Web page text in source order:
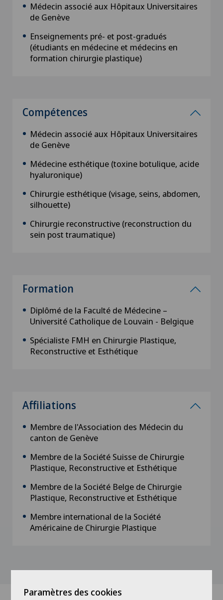
Médecin associé aux Hôpitaux Universitaires
de Genève
Enseignements pré- et post-gradués
(étudiants en médecine et médecins en
formation chirurgie plastique)
Compétences
Médecin associé aux Hôpitaux Universitaires
de Genève
Médecine esthétique (toxine botulique, acide
hyaluronique)
Chirurgie esthétique (visage, seins, abdomen,
silhouette)
Chirurgie reconstructive (reconstruction du
sein post traumatique)
Formation
Diplômé de la Faculté de Médecine –
Université Catholique de Louvain - Belgique
Spécialiste FMH en Chirurgie Plastique,
Reconstructive et Esthétique
Affiliations
Membre de l'Association des Médecin du
canton de Genève
Membre de la Société Suisse de Chirurgie
Plastique, Reconstructive et Esthétique
Membre de la Société Belge de Chirurgie
Plastique, Reconstructive et Esthétique
Membre international de la Société
Américaine de Chirurgie Plastique
Paramètres des cookies